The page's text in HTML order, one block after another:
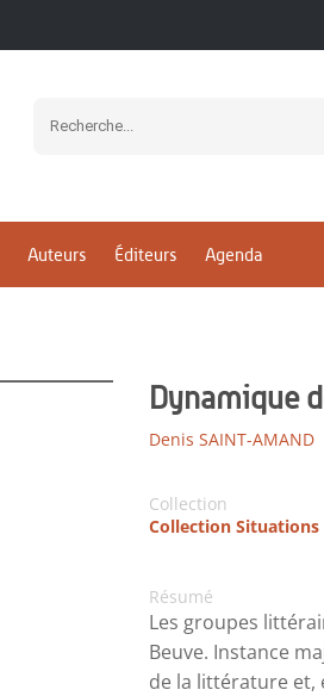
Auteurs Éditeurs Agenda
Dynamique
Denis SAINT-AMAND
Collection
Collection Situations
Résumé
Les groupes
Beuve. Instance
de la littérature et,